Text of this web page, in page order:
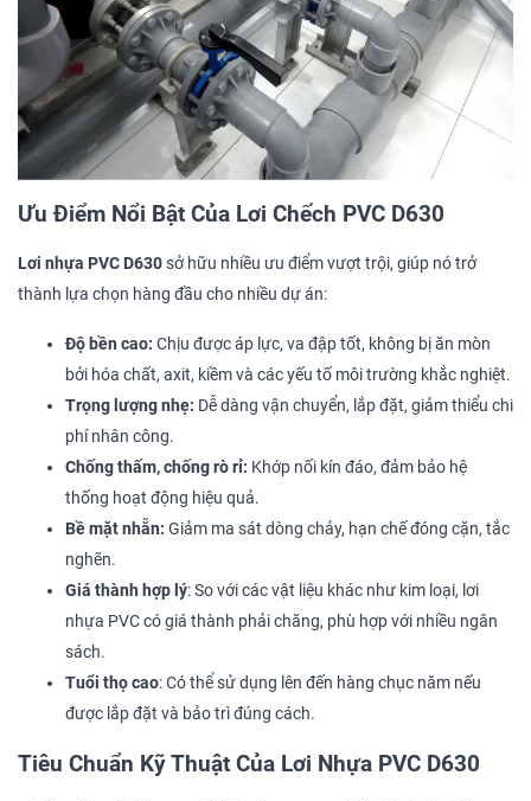
Ưu Điểm Nổi Bật Của Lơi Chếch PVC D630
Lơi nhựa PVC D630sở hữu nhiều ưu điểm vượt trội, giúp nó trở
thành lựa chọn hàng đầu cho nhiều dự án:
Độ bền cao: Chịu được áp lực, va đập tốt, không bị ăn mòn
bởi hóa chất, axit, kiềm và các yếu tố môi trường khắc nghiệt.
Trọng lượng nhẹ: Dễ dàng vận chuyển, lắp đặt, giảm thiểu chi
phí nhân công.
Chống thấm, chống rò rỉ: Khớp nối kín đáo, đảm bảo hệ
thống hoạt động hiệu quả.
Bề mặt nhẵn: Giảm ma sát dòng chảy, hạn chế đóng cặn, tắc
nghẽn.
Giá thành hợp lý: So với các vật liệu khác như kim loại, lơi
nhựa PVC có giá thành phải chăng, phù hợp với nhiều ngân
sách.
Tuổi thọ cao: Có thể sử dụng lên đến hàng chục năm nếu
được lắp đặt và bảo trì đúng cách.
Tiêu Chuẩn Kỹ Thuật Của Lơi Nhựa PVC D630